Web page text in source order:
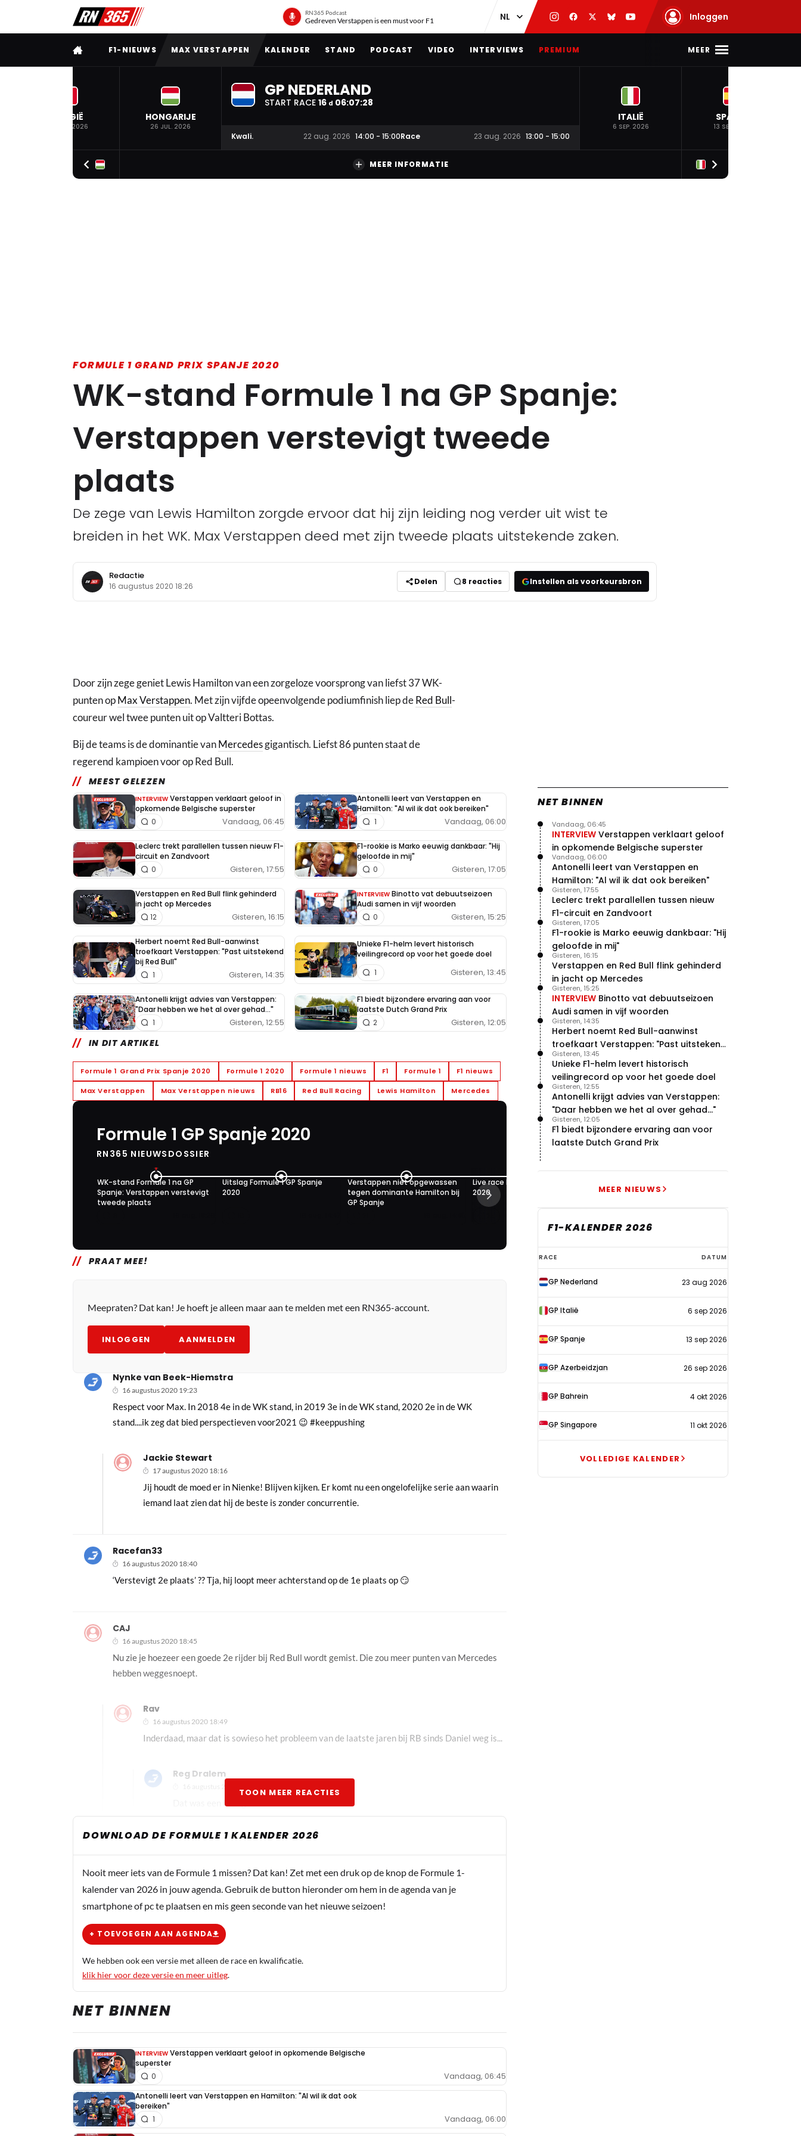
RN365 Podcast
Gedreven Verstappen is een must voor F1 Inloggen
VOLLEDIG MENU
F1-NIEUWS MAX VERSTAPPEN KALENDER STAND PODCAST VIDEO INTERVIEWS PREMIUM MEER
BELGIË
19 JUL. 2026
HONGARIJE
26 JUL. 2026
GP NEDERLAND
START RACE 16 d 06:07:28
Kwali. 22 aug. 2026 14:00 - 15:00Race 23 aug. 2026 13:00 - 15:00
ITALIË
6 SEP. 2026
SPANJE
13 SEP. 2026
MEER INFORMATIE
FORMULE 1 GRAND PRIX SPANJE 2020
WK-stand Formule 1 na GP Spanje:
Verstappen verstevigt tweede
plaats
De zege van Lewis Hamilton zorgde ervoor dat hij zijn leiding nog verder uit wist te
breiden in het WK. Max Verstappen deed met zijn tweede plaats uitstekende zaken.
Redactie
16 augustus 2020 18:26 Delen 8 reacties Instellen als voorkeursbron
Door zijn zege geniet Lewis Hamilton van een zorgeloze voorsprong van liefst 37 WK-
punten opMax Verstappen. Met zijn vijfde opeenvolgende podiumfinish liep deRed Bull-
coureur wel twee punten uit op Valtteri Bottas.
Bij de teams is de dominantie vanMercedesgigantisch. Liefst 86 punten staat de
regerend kampioen voor op Red Bull.
MEEST GELEZEN
INTERVIEW Verstappen verklaart geloof in
opkomende Belgische superster
Vandaag, 06:45
0
Antonelli leert van Verstappen en
Hamilton: "Al wil ik dat ook bereiken"
Vandaag, 06:00
1
Leclerc trekt parallellen tussen nieuw F1-
circuit en Zandvoort
Gisteren, 17:55
0
F1-rookie is Marko eeuwig dankbaar: "Hij
geloofde in mij"
Gisteren, 17:05
0
Verstappen en Red Bull flink gehinderd
in jacht op Mercedes
Gisteren, 16:15
12
INTERVIEW Binotto vat debuutseizoen
Audi samen in vijf woorden
Gisteren, 15:25
0
Herbert noemt Red Bull-aanwinst
troefkaart Verstappen: "Past uitstekend
bij Red Bull"
Gisteren, 14:35
1
Unieke F1-helm levert historisch
veilingrecord op voor het goede doel
Gisteren, 13:45
1
Antonelli krijgt advies van Verstappen:
"Daar hebben we het al over gehad..."
Gisteren, 12:55
1
F1 biedt bijzondere ervaring aan voor
laatste Dutch Grand Prix
Gisteren, 12:05
2
IN DIT ARTIKEL
Formule 1 Grand Prix Spanje 2020 Formule 1 2020 Formule 1 nieuws F1 Formule 1 F1 nieuws
Max Verstappen Max Verstappen nieuws RB16 Red Bull Racing Lewis Hamilton Mercedes
Formule 1 GP Spanje 2020
RN365 NIEUWSDOSSIER
WK-stand Formule 1 na GP
Spanje: Verstappen verstevigt
tweede plaats
Uitslag Formule 1 GP Spanje
2020
Verstappen niet opgewassen
tegen dominante Hamilton bij
GP Spanje
Live race Formule 1 GP Spanje
2020
Spanje 2020
PRAAT MEE!
Meepraten? Dat kan! Je hoeft je alleen maar aan te melden met een RN365-account.
INLOGGEN AANMELDEN
Racefan33
16 augustus 2020 18:40
‘Verstevigt 2e plaats’ ?? Tja, hij loopt meer achterstand op de 1e plaats op 😏
CAJ
16 augustus 2020 18:45
Nu zie je hoezeer een goede 2e rijder bij Red Bull wordt gemist. Die zou meer punten van Mercedes
hebben weggesnoept.
Rav
16 augustus 2020 18:49
Inderdaad, maar dat is sowieso het probleem van de laatste jaren bij RB sinds Daniel weg is...
Reg Dralem
Dat was een hele goede coureur en teammaat.
16 augustus 2020 19:24
Nou dacht hetzelfde....roep ik al een tijdje dacht laat ik t s posten, je was me voor.
Nynke van Beek-Hiemstra
16 augustus 2020 19:23
Respect voor Max. In 2018 4e in de WK stand, in 2019 3e in de WK stand, 2020 2e in de WK
stand....ik zeg dat bied perspectieven voor2021 😉 #keeppushing
Jackie Stewart
17 augustus 2020 18:16
Jij houdt de moed er in Nienke! Blijven kijken. Er komt nu een ongelofelijke serie aan waarin
iemand laat zien dat hij de beste is zonder concurrentie.
Meepraten? Dat kan! Je hoeft je alleen maar aan te melden met een RN365-account.
INLOGGEN AANMELDEN
TOON MEER REACTIES
DOWNLOAD DE FORMULE 1 KALENDER 2026
Nooit meer iets van de Formule 1 missen? Dat kan! Zet met een druk op de knop de Formule 1-
kalender van 2026 in jouw agenda. Gebruik de button hieronder om hem in de agenda van je
smartphone of pc te plaatsen en mis geen seconde van het nieuwe seizoen!
+ TOEVOEGEN AAN AGENDA
We hebben ook een versie met alleen de race en kwalificatie.
klik hier voor deze versie en meer uitleg.
NET BINNEN
INTERVIEW Verstappen verklaart geloof in opkomende Belgische
superster
Vandaag, 06:45
0
Antonelli leert van Verstappen en Hamilton: "Al wil ik dat ook
bereiken"
Vandaag, 06:00
1
NET BINNEN
INTERVIEW Verstappen verklaart geloof
in opkomende Belgische superster
Vandaag, 06:45
Antonelli leert van Verstappen en
Hamilton: "Al wil ik dat ook bereiken"
Vandaag, 06:00
Leclerc trekt parallellen tussen nieuw
F1-circuit en Zandvoort
Gisteren, 17:55
F1-rookie is Marko eeuwig dankbaar: "Hij
geloofde in mij"
Gisteren, 17:05
Verstappen en Red Bull flink gehinderd
in jacht op Mercedes
Gisteren, 16:15
INTERVIEW Binotto vat debuutseizoen
Audi samen in vijf woorden
Gisteren, 15:25
Herbert noemt Red Bull-aanwinst
troefkaart Verstappen: "Past uitstekend
bij Red Bull"
Gisteren, 14:35
Unieke F1-helm levert historisch
veilingrecord op voor het goede doel
Gisteren, 13:45
Antonelli krijgt advies van Verstappen:
"Daar hebben we het al over gehad..."
Gisteren, 12:55
F1 biedt bijzondere ervaring aan voor
laatste Dutch Grand Prix
Gisteren, 12:05
MEER NIEUWS
F1-KALENDER 2026
F1-
kalender
2026
RACE DATUM
GP Nederland 23 aug 2026
GP Italië 6 sep 2026
GP Spanje 13 sep 2026
GP Azerbeidzjan 26 sep 2026
GP Bahrein 4 okt 2026
GP Singapore 11 okt 2026
VOLLEDIGE KALENDER